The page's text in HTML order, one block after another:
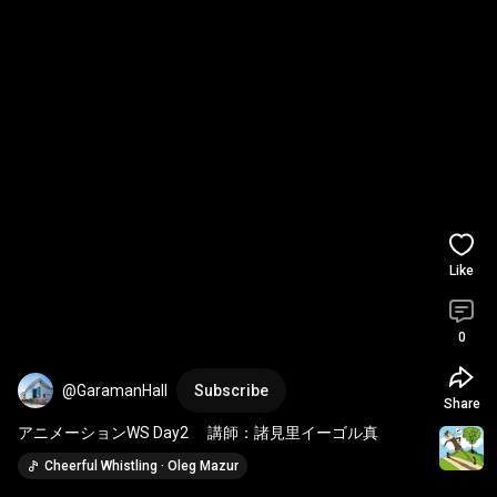
@GaramanHall Subscribe
アニメーションWS Day2 　講師：諸見里イーゴル真
Cheerful Whistling · Oleg Mazur
Like
0
Share